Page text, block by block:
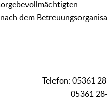
dem
Telefon: 05361
05361 28-